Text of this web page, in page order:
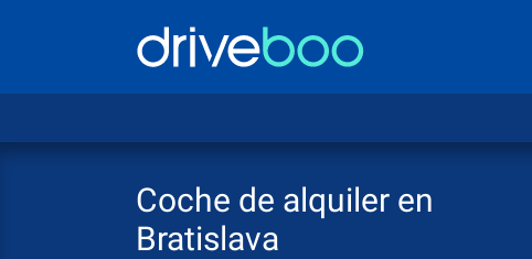
Coche de alquiler en
Bratislava